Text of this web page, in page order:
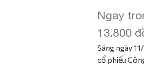
Ngay
13.800
Sáng ngày
cổ phiếu